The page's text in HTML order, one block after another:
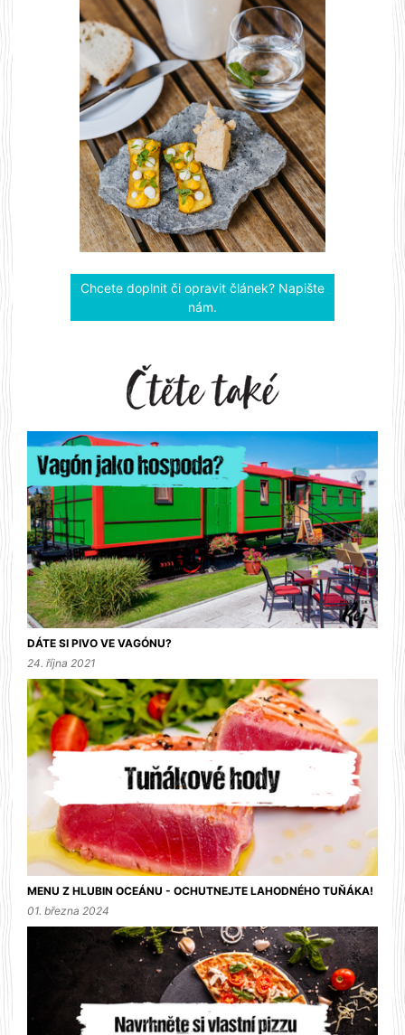
Previous
Chcete doplnit či opravit článek? Napište
nám.
DÁTE SI PIVO VE VAGÓNU?
24. října 2021
MENU Z HLUBIN OCEÁNU - OCHUTNEJTE LAHODNÉHO TUŇÁKA!
01. března 2024